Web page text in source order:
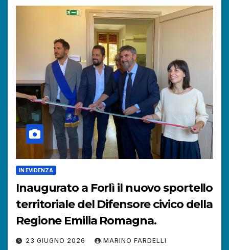
IN EVIDENZA
Inaugurato a Forlì il nuovo sportello
territoriale del Difensore civico della
Regione Emilia Romagna.
23 GIUGNO 2026 MARINO FARDELLI